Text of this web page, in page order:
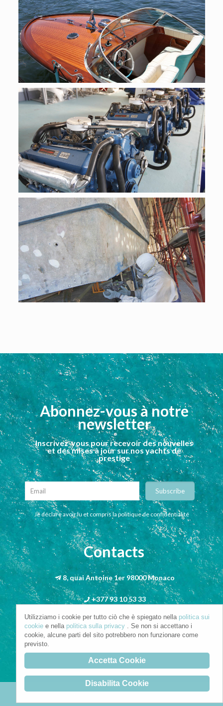
Abonnez-vous à notre
newsletter
Inscrivez-vous pour recevoir des nouvelles
et des mises à jour sur nos yachts de
prestige
Je déclare avoir lu et compris la politique de confidentialité
Contacts
8, quai Antoine 1er 98000 Monaco
+377 93 10 53 33
info@riva-mbs.com
Utilizziamo i cookie per tutto ciò che è spiegato nella politica sui
cookie e nella politica sulla privacy . Se non si accettano i
cookie, alcune parti del sito potrebbero non funzionare come
previsto.
Accetta Cookie
Disabilita Cookie